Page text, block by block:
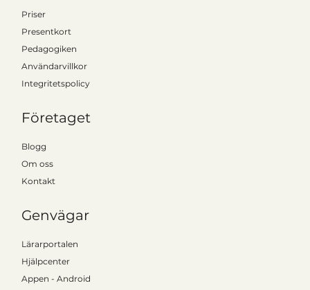
Priser
Presentkort
Pedagogiken
Användarvillkor
Integritetspolicy
Företaget
Blogg
Om oss
Kontakt
Genvägar
Lärarportalen
Hjälpcenter
Appen - Android